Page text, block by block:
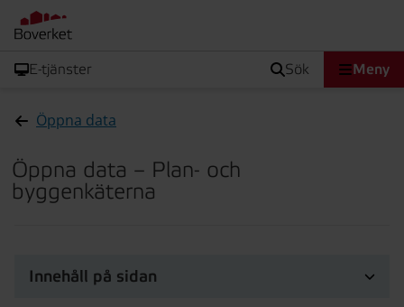
E-tjänster sök Meny
Öppna data
Öppna data – Plan- och
byggenkäterna
Innehåll på sidan